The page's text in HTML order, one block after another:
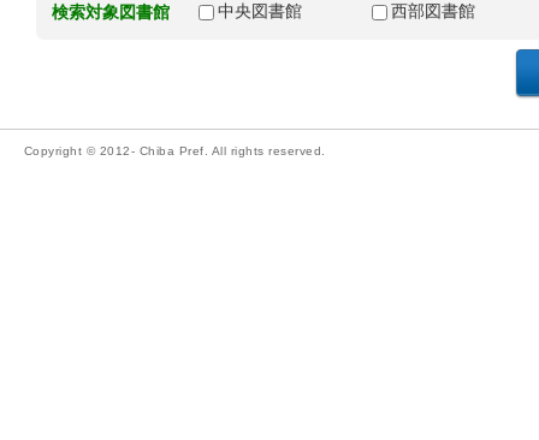
検索対象図書館 中央図書館 西部図書館
Copyright © 2012- Chiba Pref. All rights reserved.